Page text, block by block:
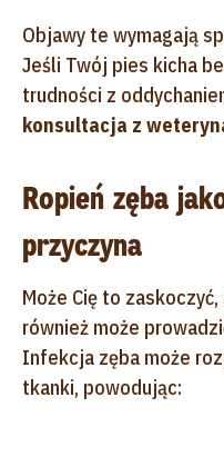
Objawy te wymagają
Jeśli Twój pies kicha
trudności z
konsultacja z
Ropień zęba
przyczyna
Może Cię to zaskoczyć,
również może
Infekcja zęba może
tkanki, powodując: